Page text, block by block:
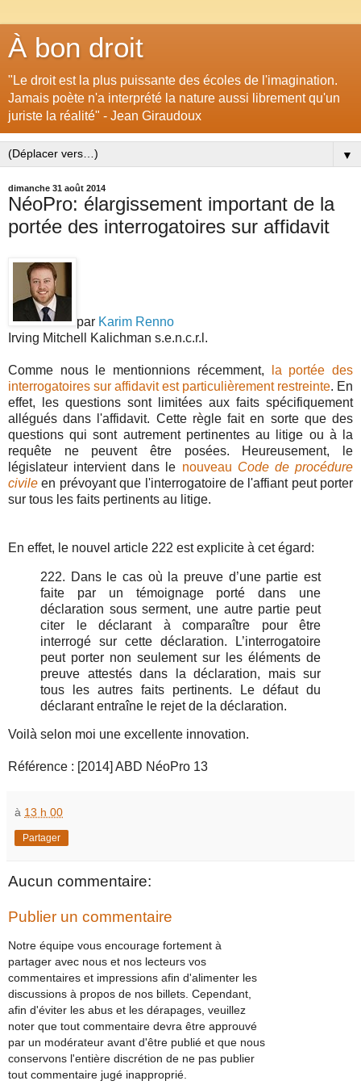
À bon droit
"Le droit est la plus puissante des écoles de l'imagination.
Jamais poète n'a interprété la nature aussi librement qu'un
juriste la réalité" - Jean Giraudoux
▼
dimanche 31 août 2014
NéoPro: élargissement important de la
portée des interrogatoires sur affidavit
par Karim Renno
Irving Mitchell Kalichman s.e.n.c.r.l.
Comme nous le mentionnions récemment,
la portée des
interrogatoires sur affidavit est particulièrement restreinte. En
effet, les questions sont limitées aux faits spécifiquement
allégués dans l'affidavit. Cette règle fait en sorte que des
questions qui sont autrement pertinentes au litige ou à la
requête ne peuvent être posées. Heureusement, le
législateur intervient dans le nouveau Code de procédure
civile en prévoyant que l'interrogatoire de l'affiant peut porter
sur tous les faits pertinents au litige.
En effet, le nouvel article 222 est explicite à cet égard:
222. Dans le cas où la preuve d’une partie est
faite par un témoignage porté dans une
déclaration sous serment, une autre partie peut
citer le déclarant à comparaître pour être
interrogé sur cette déclaration. L’interrogatoire
peut porter non seulement sur les éléments de
preuve attestés dans la déclaration, mais sur
tous les autres faits pertinents. Le défaut du
déclarant entraîne le rejet de la déclaration.
Voilà selon moi une excellente innovation.
Référence : [2014] ABD NéoPro 13
à 13 h 00
Partager
Aucun commentaire:
Publier un commentaire
Notre équipe vous encourage fortement à
partager avec nous et nos lecteurs vos
commentaires et impressions afin d'alimenter les
discussions à propos de nos billets. Cependant,
afin d'éviter les abus et les dérapages, veuillez
noter que tout commentaire devra être approuvé
par un modérateur avant d'être publié et que nous
conservons l'entière discrétion de ne pas publier
tout commentaire jugé inapproprié.